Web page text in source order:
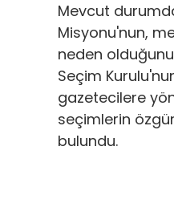
Mevcut
Misyonu'nun,
neden
Seçim
gazetecilere
seçimlerin
bulundu.